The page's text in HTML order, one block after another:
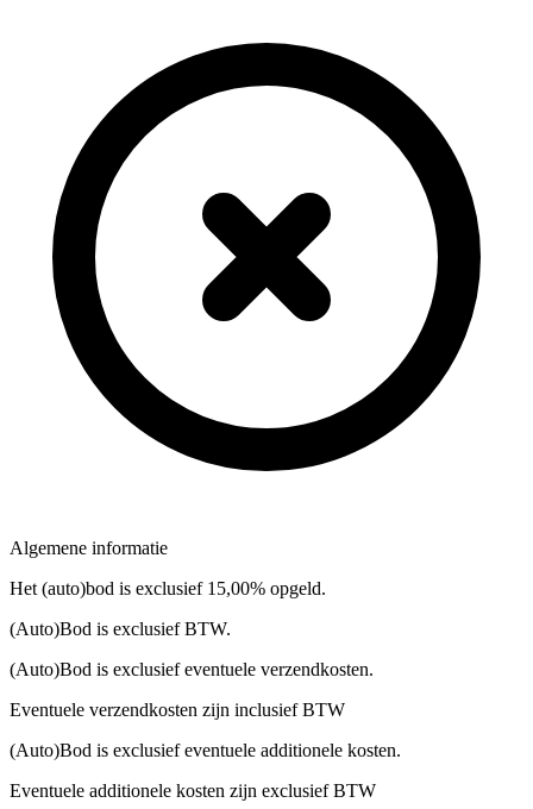
Algemene informatie
Het (auto)bod is exclusief 15,00% opgeld.
(Auto)Bod is exclusief BTW.
(Auto)Bod is exclusief eventuele verzendkosten.
Eventuele verzendkosten zijn inclusief BTW
(Auto)Bod is exclusief eventuele additionele kosten.
Eventuele additionele kosten zijn exclusief BTW